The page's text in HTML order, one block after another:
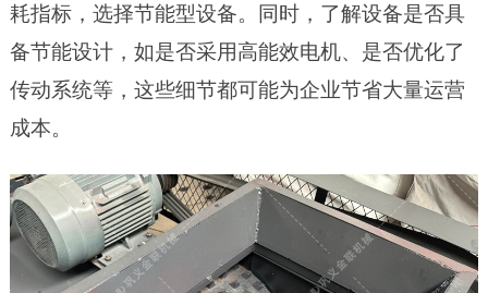
耗指标，选择节能型设备。同时，了解设备是否具
备节能设计，如是否采用高能效电机、是否优化了
传动系统等，这些细节都可能为企业节省大量运营
成本。